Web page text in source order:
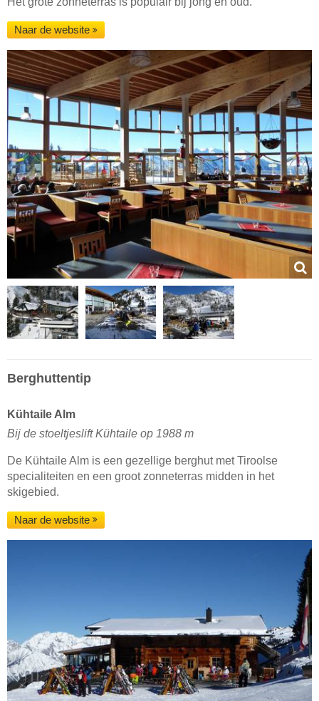
Naar de website
Berghuttentip
Kühtaile Alm
Bij de stoeltjeslift Kühtaile op 1988 m
De Kühtaile Alm is een gezellige berghut met Tiroolse
specialiteiten en een groot zonneterras midden in het
skigebied.
Naar de website